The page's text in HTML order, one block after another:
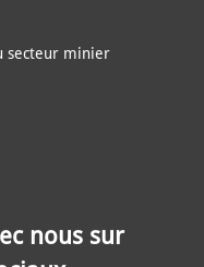
secteur minier
nous sur